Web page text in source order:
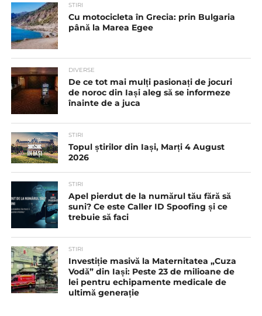
STIRI
Cu motocicleta în Grecia: prin Bulgaria
până la Marea Egee
DIVERSE
De ce tot mai mulți pasionați de jocuri
de noroc din Iași aleg să se informeze
înainte de a juca
STIRI
Topul știrilor din Iași, Marți 4 August
2026
STIRI
Apel pierdut de la numărul tău fără să
suni? Ce este Caller ID Spoofing și ce
trebuie să faci
STIRI
Investiție masivă la Maternitatea „Cuza
Vodă” din Iași: Peste 23 de milioane de
lei pentru echipamente medicale de
ultimă generație